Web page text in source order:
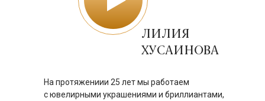
На протяжениии 25 лет мы работаем
с ювелирными украшениями и бриллиантами,
ЛИЛИЯ
ХУСАИНОВА